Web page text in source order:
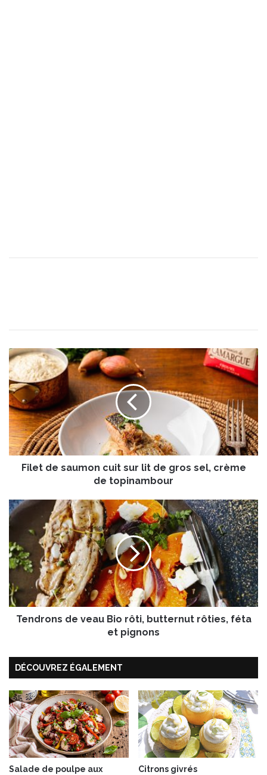
F
i
l
e
t
d
e
s
a
n
c
i
t
s
r
l
e
r
o
s
s
e
l
,
c
Filet de saumon cuit sur lit de gros sel, crème
de topinambour
T
e
d
r
o
n
s
d
a
B
i
o
r
ô
t
i
,
Tendrons de veau Bio rôti, butternut rôties, féta
et pignons
DÉCOUVREZ ÉGALEMENT
Salade de poulpe aux
Citrons givrés